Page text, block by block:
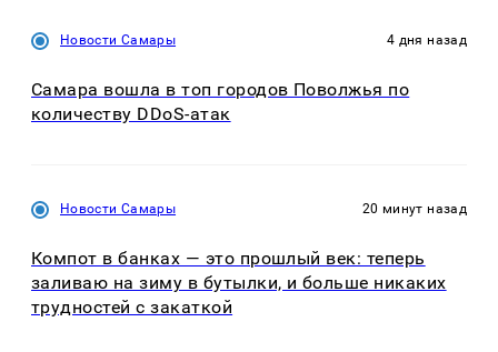
Новости Самары 4 дня назад
Самара вошла в топ городов Поволжья по
количеству DDoS-атак
Новости Самары 20 минут назад
Компот в банках — это прошлый век: теперь
заливаю на зиму в бутылки, и больше никаких
трудностей с закаткой